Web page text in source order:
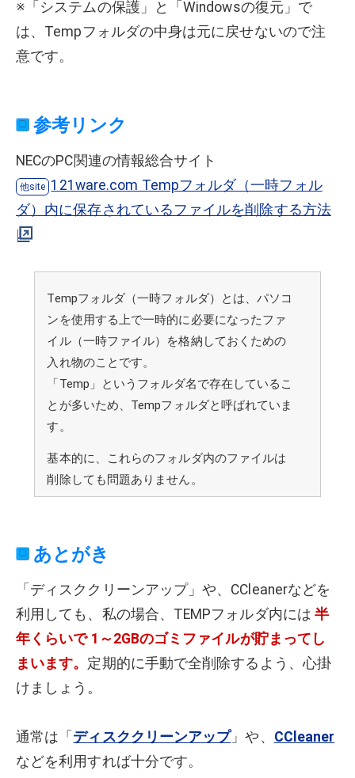
※「システムの保護」と「Windowsの復元」で
は、Tempフォルダの中身は元に戻せないので注
意です。
参考リンク
NECのPC関連の情報総合サイト
121ware.com Tempフォルダ（一時フォル
ダ）内に保存されているファイルを削除する方法
Tempフォルダ（一時フォルダ）とは、パソコ
ンを使用する上で一時的に必要になったファ
イル（一時ファイル）を格納しておくための
入れ物のことです。
「Temp」というフォルダ名で存在しているこ
とが多いため、Tempフォルダと呼ばれていま
す。
基本的に、これらのフォルダ内のファイルは
削除しても問題ありません。
あとがき
「ディスククリーンアップ」や、CCleanerなどを
利用しても、私の場合、TEMPフォルダ内には半
年くらいで 1～2GBのゴミファイルが貯まってし
まいます。 定期的に手動で全削除するよう、心掛
けましょう。
通常は「 ディスククリーンアップ」や、 CCleaner
などを利用すれば十分です。